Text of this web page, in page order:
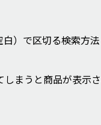
）で区切る検索方
まうと商品が表示さ